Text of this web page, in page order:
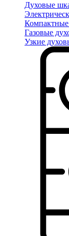
Духовые
Газовые
Узкие